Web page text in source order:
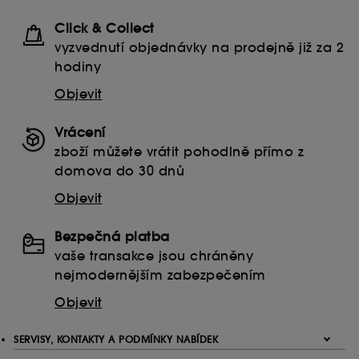
Click & Collect
vyzvednutí objednávky na prodejně již za 2
hodiny
Objevit
Vrácení
zboží můžete vrátit pohodlně přímo z
domova do 30 dnů
Objevit
Bezpečná platba
vaše transakce jsou chráněny
nejmodernějším zabezpečením
Objevit
SERVISY, KONTAKTY A PODMÍNKY NABÍDEK
cílem zlepšit jeho výkon.
Ukládání a čtení netechnických souborů cookies
vyžaduje váš souhlas. Své volby týkající se používání
souborů cookies můžete upravit pomocí tlačítka níže
"Upravit nastavení" nebo zvolit možnost "Přijmout vše".
získat více informací o souborech cookies, klikněte
zde.